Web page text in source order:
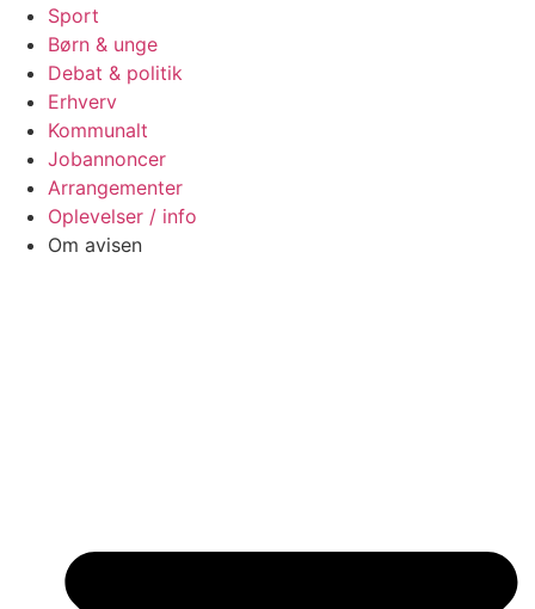
Sport
Børn & unge
Debat & politik
Erhverv
Kommunalt
Jobannoncer
Arrangementer
Oplevelser / info
Om avisen